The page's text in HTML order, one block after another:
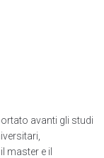
avanti gli studi
master e il